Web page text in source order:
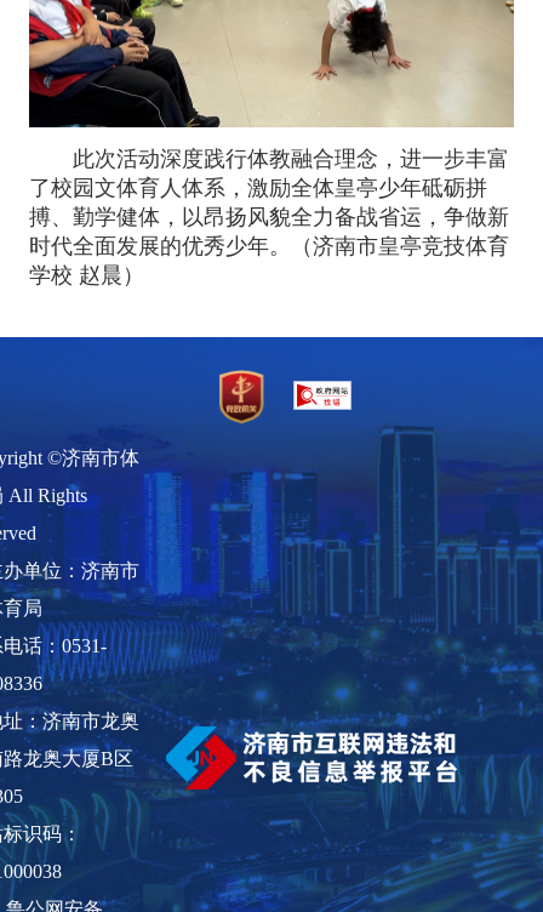
此次活动深度践行体教融合理念，进一步丰富
了校园文体育人体系，激励全体皇亭少年砥砺拼
搏、勤学健体，以昂扬风貌全力备战省运，争做新
时代全面发展的优秀少年。（济南市皇亭竞技体育
学校 赵晨）
©济南市体
All Rights
单位：济南市
局
话：0531-
：济南市龙奥
龙奥大厦B区
识码：